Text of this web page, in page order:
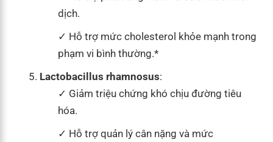
dịch.
Hỗ trợ mức cholesterol khỏe mạnh trong
phạm vi bình thường.*
Lactobacillus rhamnosus:
Giảm triệu chứng khó chịu đường tiêu
hóa.
Hỗ trợ quản lý cân nặng và mức